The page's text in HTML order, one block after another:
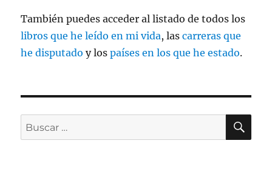
También puedes acceder al listado de todos los
libros que he leído en mi vida, lascarreras que
he disputado y lospaíses en los que he estado.
Buscar
por: